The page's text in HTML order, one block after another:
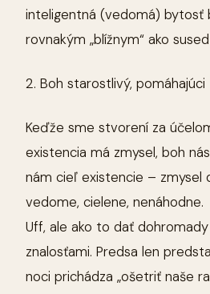
inteligentná (vedomá) bytosť
rovnakým „blížnym“ ako
2. Boh starostlivý, pomáhajúci
Keďže sme stvorení za
existencia má zmysel, boh
nám cieľ existencie – zmysel
vedome, cielene, nenáhodne.
Uff, ale ako to dať
znalosťami. Predsa len
noci prichádza „ošetriť naše